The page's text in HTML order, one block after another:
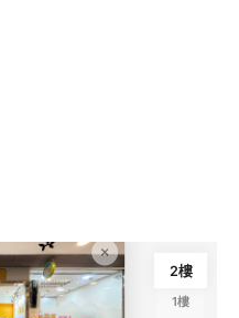
2樓
1樓